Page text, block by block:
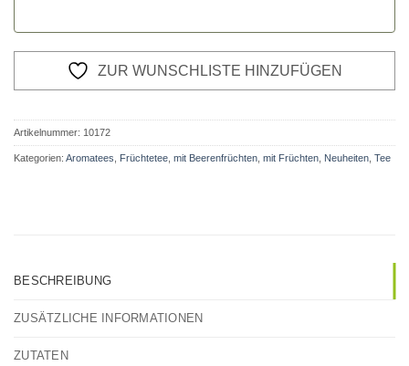
ZUR WUNSCHLISTE HINZUFÜGEN
Artikelnummer: 10172
Kategorien: Aromatees Früchtetee mit Beerenfrüchten mit Früchten Neuheiten Tee
BESCHREIBUNG
ZUSÄTZLICHE INFORMATIONEN
ZUTATEN